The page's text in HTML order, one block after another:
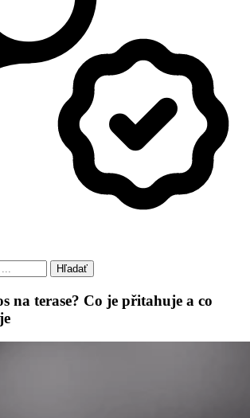
Hľadať
na terase? Co je přitahuje a co